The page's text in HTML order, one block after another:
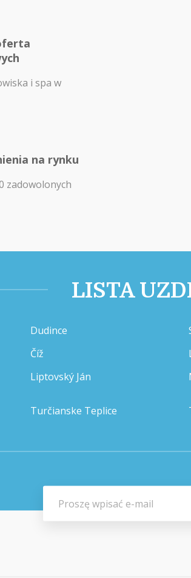
i spa w
na rynku
zadowolonych
LISTA
Dudince
Číž
Liptovský Ján
Turčianske Teplice